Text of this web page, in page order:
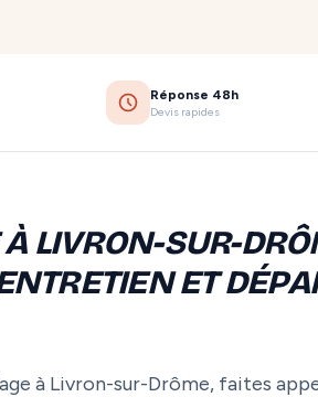
Réponse 48h
Devis rapides
LIVRON-SUR-
ET
à Livron-sur-Drôme, faites